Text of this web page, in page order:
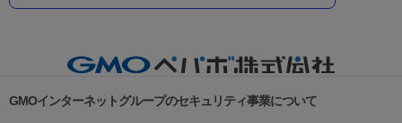
GMOインターネットグループのセキュリティ事業について